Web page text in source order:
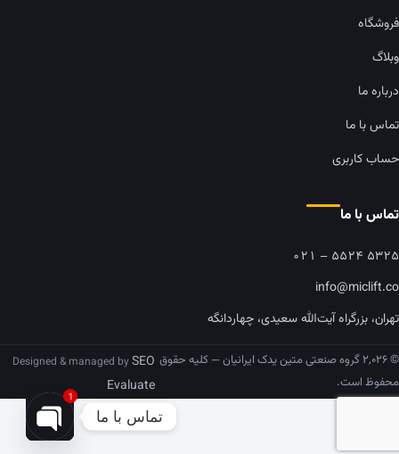
فروشگاه
وبلاگ
درباره ما
تماس با ما
حساب کاربری
تماس با ما
۰۲۱ – ۵۵۲۴ ۵۳۲۵
info@miclift.co
تهران، بزرگراه آیت‌الله سعیدی، چهاردانگه
© ۲,۰۲۶ گروه صنعتی متین یدک ایرانیان — کلیه حقوق
محفوظ است.
Designed & managed bySEO
Evaluate
تماس با ما
1